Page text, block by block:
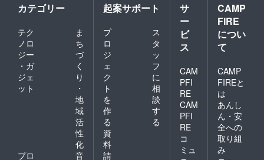
カテゴリー
テク
ノロ
ジー
・ガ
ジェ
ット
ま
ち
づ
く
り
・
地
域
活
性
化
プロ
音
起案サポート
プ
ロ
ジ
ェ
ク
ト
を
作
る
ス
タ
ッ
フ
に
相
談
す
る
資
料
請
サ
ー
ビ
ス
CAM
PFI
RE
CAM
PFI
RE
コ
ミュ
CAMP
FIRE
につい
て
CAMP
FIREと
は
あんし
ん・安
全への
取り組
み